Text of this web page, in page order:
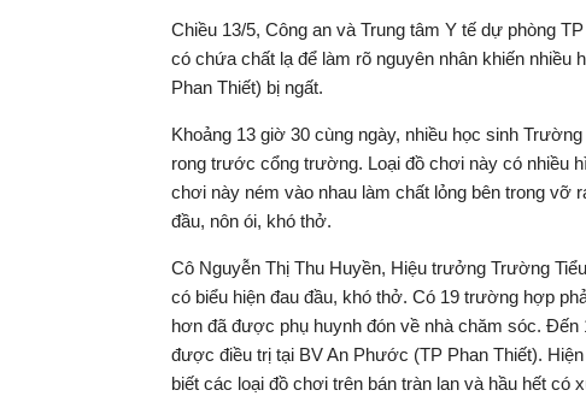
Chiều 13/5, Công an và Trung tâm Y tế dự phòng
có chứa chất lạ để làm rõ nguyên nhân khiến nhiều
Phan Thiết) bị ngất.
Khoảng 13 giờ 30 cùng ngày, nhiều học sinh
rong trước cổng trường. Loại đồ chơi này có nhiều
chơi này ném vào nhau làm chất lỏng bên trong vỡ
đầu, nôn ói, khó thở.
Cô Nguyễn Thị Thu Huyền, Hiệu trưởng Trường
có biểu hiện đau đầu, khó thở. Có 19 trường hợp
hơn đã được phụ huynh đón về nhà chăm sóc.
được điều trị tại BV An Phước (TP Phan Thiết).
biết các loại đồ chơi trên bán tràn lan và hầu hết có